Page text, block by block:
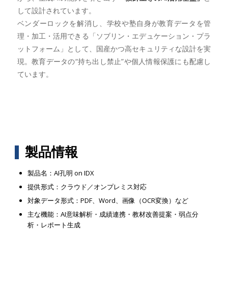
して設計されています。
ベンダーロックを解消し、学校や塾自身が教育データを管
理・加工・活用できる「ソブリン・エデュケーション・プラ
ットフォーム」として、国産かつ高セキュリティな設計を実
現。教育データの“持ち出し禁止”や個人情報保護にも配慮し
ています。
製品情報
製品名：AI孔明 on IDX
提供形式：クラウド／オンプレミス対応
対象データ形式：PDF、Word、画像（OCR変換）など
主な機能：AI意味解析・成績連携・教材改善提案・弱点分
析・レポート生成